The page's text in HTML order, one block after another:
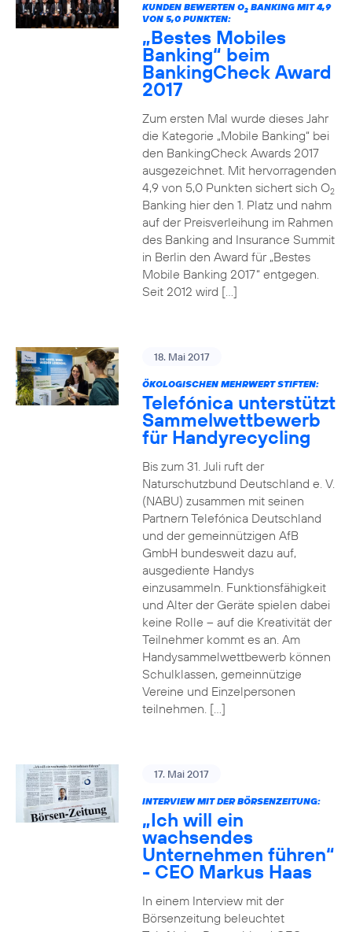
KUNDEN BEWERTEN O2BANKING MIT 4,9
VON 5,0 PUNKTEN:
„Bestes Mobiles
Banking“ beim
BankingCheck Award
2017
Zum ersten Mal wurde dieses Jahr
die Kategorie „Mobile Banking“ bei
den BankingCheck Awards 2017
ausgezeichnet. Mit hervorragenden
4,9 von 5,0 Punkten sichert sich O2
Banking hier den 1. Platz und nahm
auf der Preisverleihung im Rahmen
des Banking and Insurance Summit
in Berlin den Award für „Bestes
Mobile Banking 2017“ entgegen.
Seit 2012 wird […]
18. Mai 2017
ÖKOLOGISCHEN MEHRWERT STIFTEN:
Telefónica unterstützt
Sammelwettbewerb
für Handyrecycling
Bis zum 31. Juli ruft der
Naturschutzbund Deutschland e. V.
(NABU) zusammen mit seinen
Partnern Telefónica Deutschland
und der gemeinnützigen AfB
GmbH bundesweit dazu auf,
ausgediente Handys
einzusammeln. Funktionsfähigkeit
und Alter der Geräte spielen dabei
keine Rolle – auf die Kreativität der
Teilnehmer kommt es an. Am
Handysammelwettbewerb können
Schulklassen, gemeinnützige
Vereine und Einzelpersonen
teilnehmen. […]
17. Mai 2017
INTERVIEW MIT DER BÖRSENZEITUNG:
„Ich will ein
wachsendes
Unternehmen führen“
- CEO Markus Haas
In einem Interview mit der
Börsenzeitung beleuchtet